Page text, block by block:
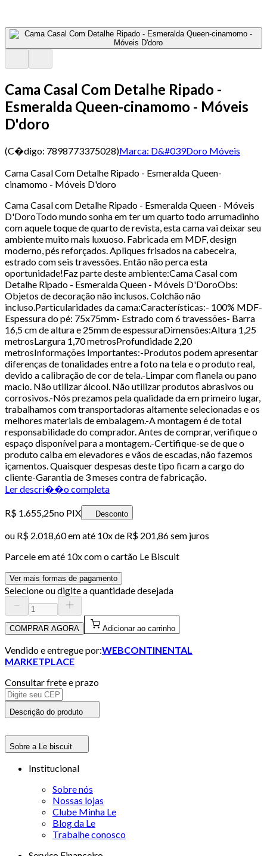
Cama Casal Com Detalhe Ripado -
Esmeralda Queen-cinamomo - Móveis
D'doro
(C�digo: 7898773375028)Marca: D&#039Doro Móveis
Cama Casal Com Detalhe Ripado - Esmeralda Queen-
cinamomo - Móveis D'doro
Cama Casal com Detalhe Ripado - Esmeralda Queen - Móveis
D'DoroTodo mundo sonha em ter um quarto todo arrumadinho
com aquele toque de quarto de revista, esta cama vai deixar seu
ambiente muito mais luxuoso. Fabricada em MDF, design
moderno, pés reforçados. Apliques frisados na cabeceira,
estrado com seis travessões. Então não perca esta
oportunidade!Faz parte deste ambiente:Cama Casal com
Detalhe Ripado - Esmeralda Queen - Móveis D'DoroObs:
Objetos de decoração não inclusos. Colchão não
incluso.Particularidades da cama:Características:- 100% MDF-
Espessura do pé: 75x75mm- Estrado com 6 travessões- Barra
16,5 cm de altura e 25mm de espessuraDimensões:Altura 1,25
metrosLargura 1,70 metrosProfundidade 2,20
metrosInformações Importantes:-Produtos podem apresentar
diferenças de tonalidades entre a foto na tela e o produto real,
devido a calibração de cor de tela.-Limpar com flanela ou pano
macio. Não utilizar álcool. Não utilizar produtos abrasivos ou
corrosivos.-Nós prezamos pela qualidade da em primeiro lugar,
trabalhamos com transportadoras altamente selecionadas e os
melhores materiais de embalagem.-A montagem é de total
responsabilidade do comprador. Antes de comprar, verifique o
espaço disponível para a montagem.-Certifique-se de que o
produto caiba em elevadores e vãos de escadas, não fazemos
içamentos. Quaisquer despesas deste tipo ficam a cargo do
cliente-Garantia de 3 meses contra de fabricação.
Ler descri��o completa
R$ 1.655,25no PIX Desconto
ou R$ 2.018,60em até 10x de R$ 201,86 sem juros
Parcele em até 10x com o cartão Le Biscuit
Ver mais formas de pagamento
Selecione ou digite a quantidade desejada
COMPRAR AGORA Adicionar ao carrinho
Vendido e entregue por:WEBCONTINENTAL
MARKETPLACE
Consultar frete e prazo
Descrição do produto
Sobre a Le biscuit
Institucional
Sobre nós
Nossas lojas
Clube Minha Le
Blog da Le
Trabalhe conosco